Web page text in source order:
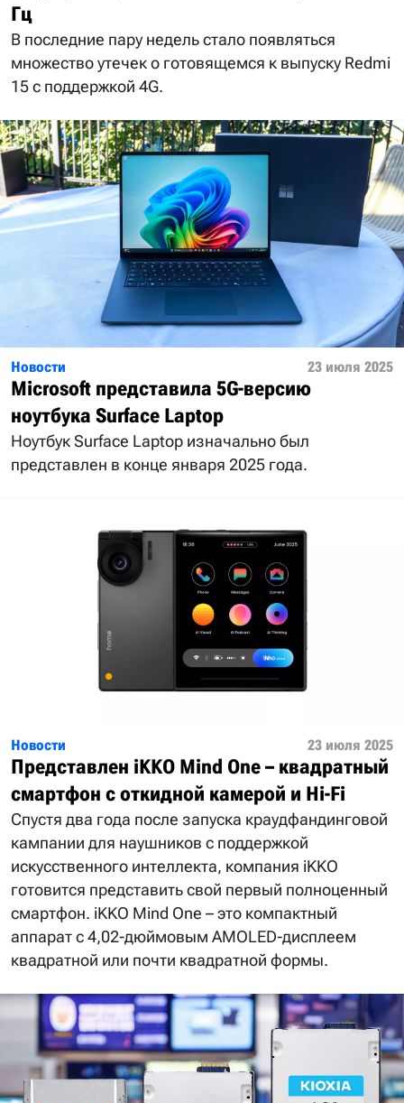
Гц
В последние пару недель стало появляться
множество утечек о готовящемся к выпуску Redmi
15 с поддержкой 4G.
Новости 23 июля 2025
Microsoft представила 5G-версию
ноутбука Surface Laptop
Ноутбук Surface Laptop изначально был
представлен в конце января 2025 года.
Новости 23 июля 2025
Представлен iKKO Mind One – квадратный
смартфон с откидной камерой и Hi-Fi
Спустя два года после запуска краудфандинговой
кампании для наушников с поддержкой
искусственного интеллекта, компания iKKO
готовится представить свой первый полноценный
смартфон. iKKO Mind One – это компактный
аппарат с 4,02-дюймовым AMOLED-дисплеем
квадратной или почти квадратной формы.